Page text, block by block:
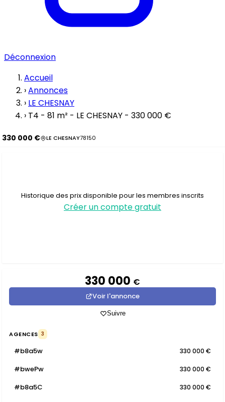
Déconnexion
Accueil
›Annonces
› LE CHESNAY
› T4 - 81 m² - LE CHESNAY - 330 000 €
330 000 € LE CHESNAY78150
Historique des prix disponible pour les membres inscrits
Créer un compte gratuit
330 000 €
Voir l'annonce
Suivre
AGENCES 3
#b8a5w 330 000 €
#bwePw 330 000 €
#b8a5C 330 000 €